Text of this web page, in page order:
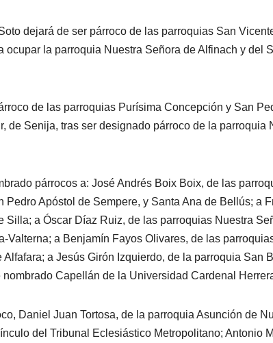
dejará de ser párroco de las parroquias San
ocupar la parroquia Nuestra Señora de Alfinach y del
de las parroquias Purísima Concepción y San
de Senija, tras ser designado párroco de la parroquia
párrocos a: José Andrés Boix Boix, de las
Apóstol de Sempere, y Santa Ana de Bellús; a
a Óscar Díaz Ruiz, de las parroquias Nuestra
Valterna; a Benjamín Fayos Olivares, de las
a Jesús Girón Izquierdo, de la parroquia San
Capellán de la Universidad Cardenal Herrera
Daniel Juan Tortosa, de la parroquia Asunción de
del Tribunal Eclesiástico Metropolitano; Antonio